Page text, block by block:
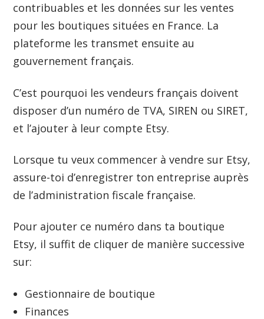
contribuables et les données sur les ventes
pour les boutiques situées en France. La
plateforme les transmet ensuite au
gouvernement français.
C’est pourquoi les vendeurs français doivent
disposer d’un numéro de TVA, SIREN ou SIRET,
et l’ajouter à leur compte Etsy.
Lorsque tu veux commencer à vendre sur Etsy,
assure-toi d’enregistrer ton entreprise auprès
de l’administration fiscale française.
Pour ajouter ce numéro dans ta boutique
Etsy, il suffit de cliquer de manière successive
sur:
Gestionnaire de boutique
Finances